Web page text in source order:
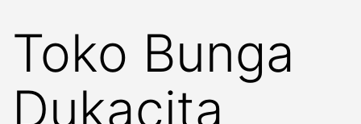
Toko Bunga
Dukacita